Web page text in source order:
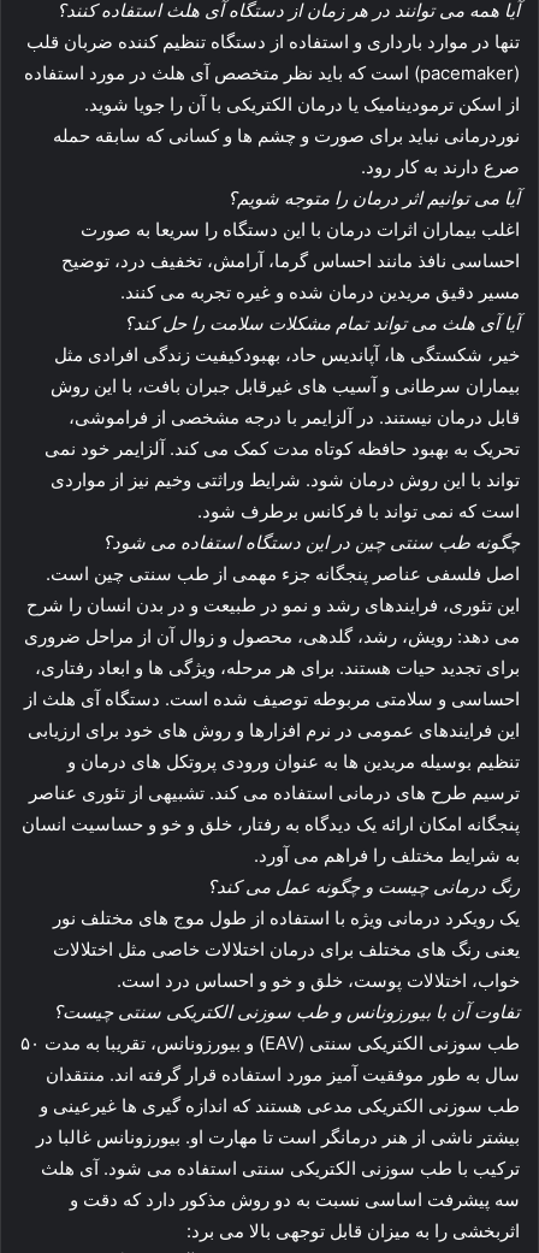
آیا همه می توانند در هر زمان از دستگاه آی هلث استفاده کنند؟
تنها در موارد بارداری و استفاده از دستگاه‌ تنظیم‌ کننده‌ ضربان‌ قلب
(pacemaker)‌ است که باید نظر متخصص آی هلث در مورد استفاده
از اسکن ترمودینامیک یا درمان الکتریکی با آن را جویا شوید.
نوردرمانی نباید برای صورت و چشم ها و کسانی که سابقه حمله
صرع دارند به کار رود.
آیا می توانیم اثر درمان را متوجه شویم؟
اغلب بیماران اثرات درمان با این دستگاه را سریعا به صورت
احساسی نافذ مانند احساس گرما، آرامش، تخفیف درد، توضیح
مسیر دقیق مریدین درمان شده و غیره تجربه می کنند.
آیا آی هلث می تواند تمام مشکلات سلامت را حل کند؟
خیر، شکستگی ها، آپاندیس حاد، بهبودکیفیت زندگی افرادی مثل
بیماران سرطانی و آسیب های غیرقابل جبران بافت، با این روش
قابل درمان نیستند. در آلزایمر با درجه مشخصی از فراموشی،
تحریک به بهبود حافظه کوتاه مدت کمک می کند. آلزایمر خود نمی
تواند با این روش درمان شود. شرایط وراثتی وخیم نیز از مواردی
است که نمی تواند با فرکانس برطرف شود.
چگونه طب سنتی چین در این دستگاه استفاده می شود؟
اصل فلسفی عناصر پنجگانه جزء مهمی از طب سنتی چین است.
این تئوری، فرایندهای رشد و نمو در طبیعت و در بدن انسان را شرح
می دهد: رویش، رشد، گلدهی، محصول و زوال آن از مراحل ضروری
برای تجدید حیات هستند. برای هر مرحله، ویژگی ها و ابعاد رفتاری،
احساسی و سلامتی مربوطه توصیف شده است. دستگاه آی هلث از
این فرایندهای عمومی در نرم افزارها و روش های خود برای ارزیابی
تنظیم بوسیله مریدین ها به عنوان ورودی پروتکل های درمان و
ترسیم طرح های درمانی استفاده می کند. تشبیهی از تئوری عناصر
پنجگانه امکان ارائه یک دیدگاه به رفتار، خلق و خو و حساسیت انسان
به شرایط مختلف را فراهم می آورد.
رنگ درمانی چیست و چگونه عمل می کند؟
یک رویکرد درمانی ویژه با استفاده از طول موج های مختلف نور
یعنی رنگ های مختلف برای درمان اختلالات خاصی مثل اختلالات
خواب، اختلالات پوست، خلق و خو و احساس درد است.
تفاوت آن با بیورزونانس و طب سوزنی الکتریکی سنتی چیست؟
طب سوزنی الکتریکی سنتی (EAV) و بیورزونانس، تقریبا به مدت ۵۰
سال به طور موفقیت آمیز مورد استفاده قرار گرفته اند. منتقدان
طب سوزنی الکتریکی مدعی هستند که اندازه گیری ها غیرعینی و
بیشتر ناشی از هنر درمانگر است تا مهارت او. بیورزونانس غالبا در
ترکیب با طب سوزنی الکتریکی سنتی استفاده می شود. آی هلث
سه پیشرفت اساسی نسبت به دو روش مذکور دارد که دقت و
اثربخشی را به میزان قابل توجهی بالا می برد: